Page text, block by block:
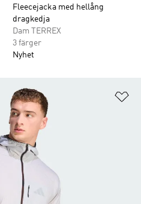
Fleecejacka med hellång
dragkedja
Dam TERREX
3 färger
Nyhet